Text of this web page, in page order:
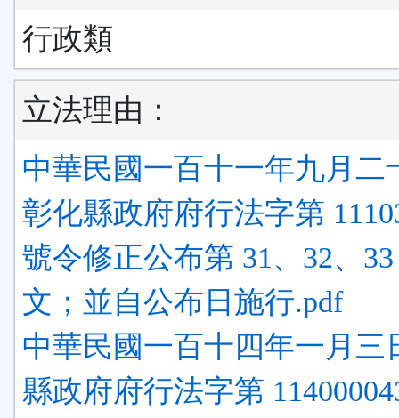
行政類
立法理由：
中華民國一百十一年九月二
彰化縣政府府行法字第
號令修正公布第 31、32、
文；並自公布日施行.pdf
中華民國一百十四年一月三
縣政府府行法字第